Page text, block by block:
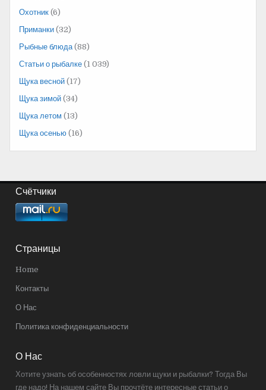
Охотник (6)
Приманки (32)
Рыбные блюда (88)
Статьи о рыбалке (1 039)
Щука весной (17)
Щука зимой (34)
Щука летом (13)
Щука осенью (16)
Счётчики
Страницы
Home
Контакты
О Нас
Политика конфиденциальности
О Нас
Хотите узнать об особенностях ловли щуки и рыбалки? Тогда Вы
где надо! На нашем сайте Вы прочтёте интересные статьи о